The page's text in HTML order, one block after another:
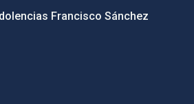
Francisco Sánchez